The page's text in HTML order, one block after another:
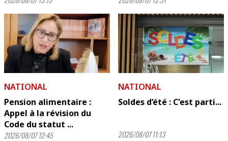
NATIONAL
Pension alimentaire :
Appel à la révision du
Code du statut ...
2026/08/07 12:45
NATIONAL
Soldes d’été : C'est parti...
2026/08/07 11:13